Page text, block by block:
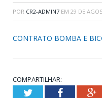
POR CR2-ADMIN7 EM 29 DE
CONTRATO BOMBA E
COMPARTILHAR:
TwitterFacebook